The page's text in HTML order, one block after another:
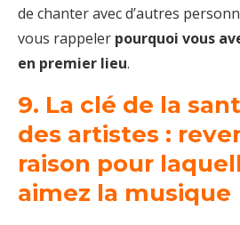
de chanter avec d’autres
vous rappeler pourquoi vous
en premier lieu.
9. La clé de la
des artistes :
raison pour
aimez la musique